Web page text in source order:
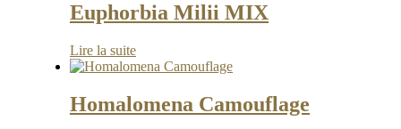
Euphorbia Milii MIX
Lire la suite
Homalomena Camouflage